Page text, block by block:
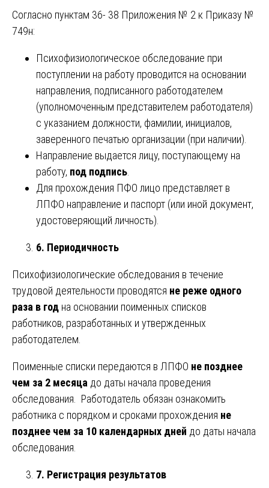
Согласно пунктам 36- 38 Приложения № 2 к Приказу №
749н:
Психофизиологическое обследование при
поступлении на работу проводится на основании
направления, подписанного работодателем
(уполномоченным представителем работодателя)
с указанием должности, фамилии, инициалов,
заверенного печатью организации (при наличии).
Направление выдается лицу, поступающему на
работу, под подпись
Для прохождения ПФО лицо представляет в
ЛПФО направление и паспорт (или иной документ,
удостоверяющий личность).
6. Периодичность
Психофизиологические обследования в течение
трудовой деятельности проводятся не реже одного
раза в год на основании поименных списков
работников, разработанных и утвержденных
работодателем.
Поименные списки передаются в ЛПФО не позднее
чем за 2 месяца до даты начала проведения
обследования. Работодатель обязан ознакомить
работника с порядком и сроками прохождения не
позднее чем за 10 календарных дней до даты начала
обследования.
7. Регистрация результатов